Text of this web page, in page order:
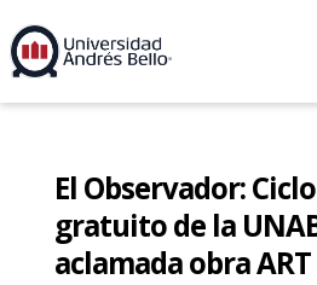
El Observador:
gratuito de la
aclamada obra ART